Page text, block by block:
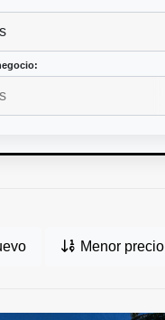
Menor precio